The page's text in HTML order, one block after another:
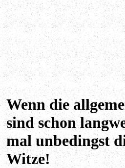
Wenn die
sind schon
mal unbedingst
Witze!